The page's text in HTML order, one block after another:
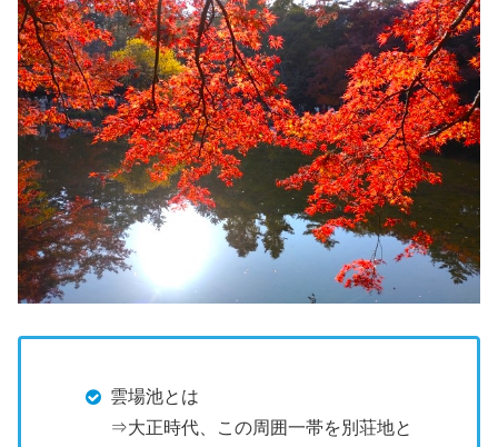
雲場池とは
⇒大正時代、この周囲一帯を別荘地と